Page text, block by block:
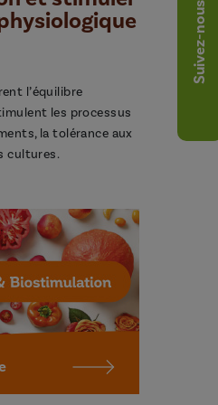
l’équilibre
les processus
la tolérance aux
cultures.
Suivez-nous